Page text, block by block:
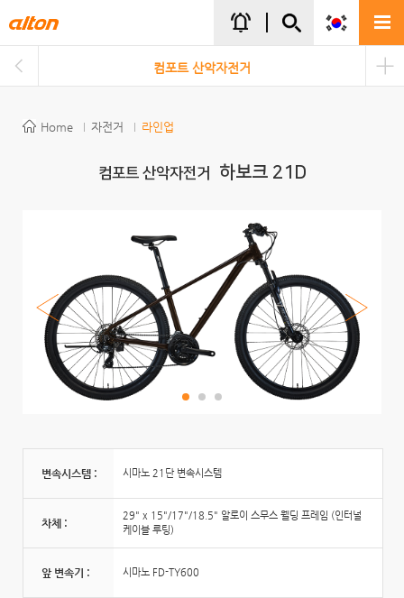
notifications_active
컴포트 산악자전거
Home 자전거 라인업
컴포트 산악자전거 하보크 21D
변속시스템 : 시마노 21단 변속시스템
차체 :
29" x 15"/17"/18.5" 알로이 스무스 웰딩 프레임 (인터널
케이블 루팅)
앞 변속기 : 시마노 FD-TY600